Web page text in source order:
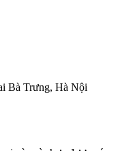
Bà Trưng, Hà Nội